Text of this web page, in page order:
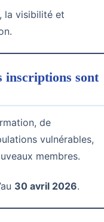
la visibilité et
inscriptions sont
de
vulnérables,
membres.
30 avril 2026.